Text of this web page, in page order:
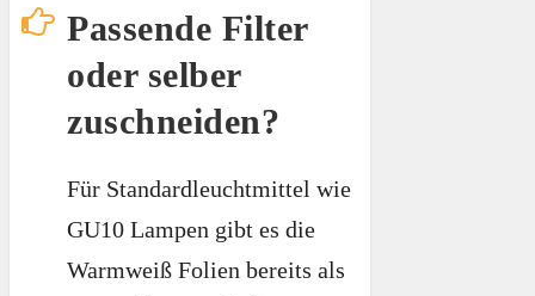
Passende Filter
oder selber
zuschneiden?
Für Standardleuchtmittel wie
GU10 Lampen gibt es die
Warmweiß Folien bereits als